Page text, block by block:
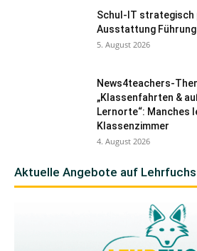
Schul-IT strategisch
Ausstattung
5. August 2026
News4teachers-
„Klassenfahrten &
Lernorte“: Manches
Klassenzimmer
4. August 2026
Aktuelle Angebote auf Lehrfuchs